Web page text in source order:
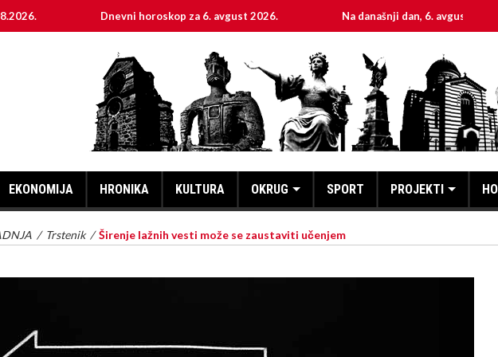
Dnevni horoskop za 6. avgust 2026. Na današnji dan, 6. avgust Sveta
EKONOMIJA HRONIKA KULTURA OKRUG SPORT PROJEKTI
/ Trstenik /Širenje lažnih vesti može se zaustaviti učenjem